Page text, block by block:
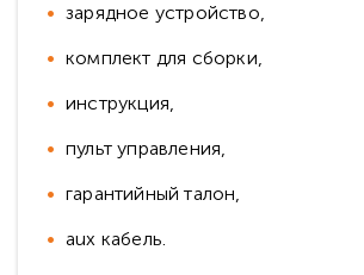
зарядное устройство,
комплект для сборки,
инструкция,
пульт управления,
гарантийный талон,
aux кабель.